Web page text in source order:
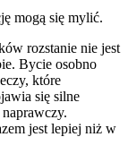
mogą się mylić.
rozstanie nie jest
Bycie osobno
które
się silne
jest lepiej niż w